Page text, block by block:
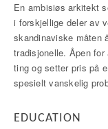
En ambisiøs arkitekt
i forskjellige deler av
skandinaviske måten
tradisjonelle. Åpen
ting og setter pris på
spesielt vanskelig
EDUCATION